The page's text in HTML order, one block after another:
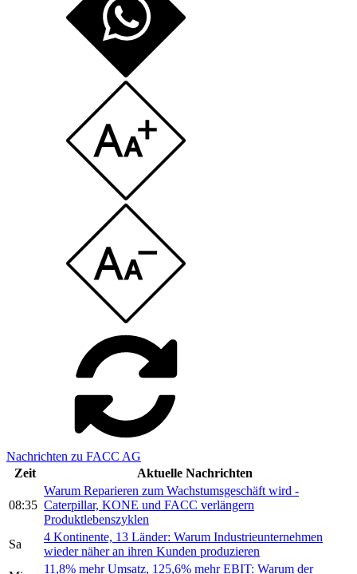
Nachrichten zu FACC AG
Zeit
Aktuelle Nachrichten
08:35
Warum Reparieren zum Wachstumsgeschäft wird -
Caterpillar, KONE und FACC verlängern
Produktlebenszyklen
Sa
4 Kontinente, 13 Länder: Warum Industrieunternehmen
wieder näher an ihren Kunden produzieren
11,8% mehr Umsatz, 125,6% mehr EBIT: Warum der